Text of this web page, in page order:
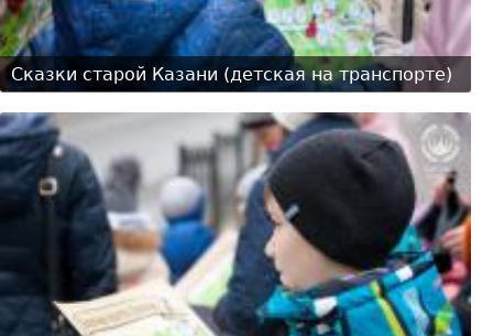
Сказки старой Казани (детская на транспорте)